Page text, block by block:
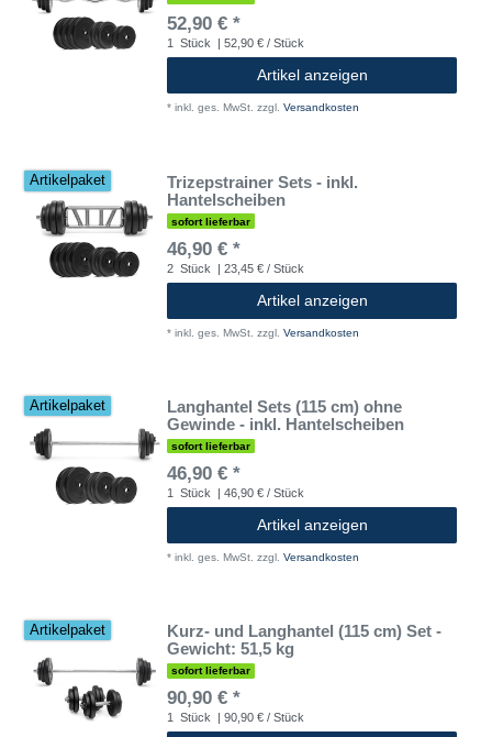
52,90 € *
1 Stück | 52,90 € / Stück
Artikel anzeigen
* inkl. ges. MwSt. zzgl. Versandkosten
Artikelpaket
Trizepstrainer Sets - inkl.
Hantelscheiben
sofort lieferbar
46,90 € *
2 Stück | 23,45 € / Stück
Artikel anzeigen
* inkl. ges. MwSt. zzgl. Versandkosten
Artikelpaket
Langhantel Sets (115 cm) ohne
Gewinde - inkl. Hantelscheiben
sofort lieferbar
46,90 € *
1 Stück | 46,90 € / Stück
Artikel anzeigen
* inkl. ges. MwSt. zzgl. Versandkosten
Artikelpaket
Kurz- und Langhantel (115 cm) Set -
Gewicht: 51,5 kg
sofort lieferbar
90,90 € *
1 Stück | 90,90 € / Stück